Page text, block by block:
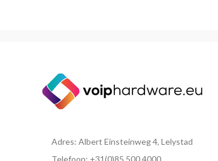
Adres: Albert Einsteinweg 4, Lelystad
Telefoon: +31(0)85 500 4000